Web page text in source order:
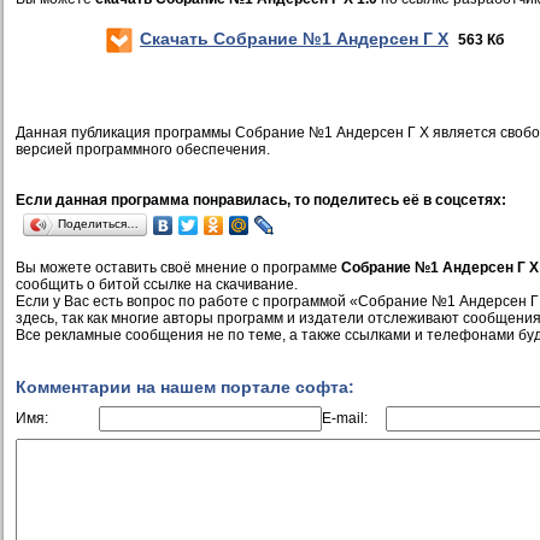
Скачать Собрание №1 Андерсен Г Х 563 Кб
Данная публикация программы Собрание №1 Андерсен Г Х является
версией программного обеспечения.
Если данная программа понравилась, то поделитесь её в соцсетях:
Поделиться…
Вы можете оставить своё мнение о программе Собрание №1 Андерсен Г Х
сообщить о битой ссылке на скачивание.
Если у Вас есть вопрос по работе с программой «Собрание №1 Андерсен
здесь, так как многие авторы программ и издатели отслеживают
Все рекламные сообщения не по теме, а также ссылками и телефонами
Комментарии на нашем портале софта:
Имя: E-mail: